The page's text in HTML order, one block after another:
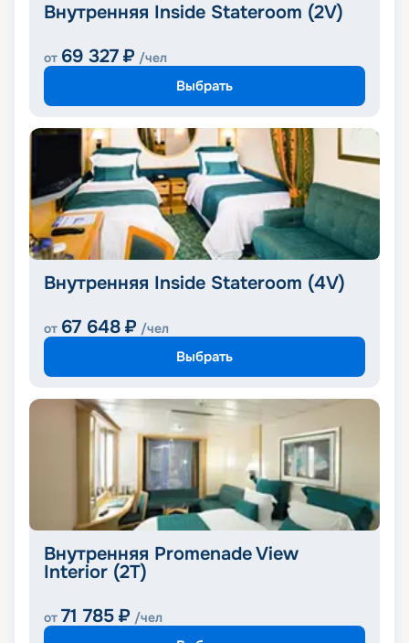
Внутренняя Inside Stateroom (2V)
от 69 327 ₽ /чел
Выбрать
Внутренняя Inside Stateroom (4V)
от 67 648 ₽ /чел
Выбрать
Внутренняя Promenade View
Interior (2T)
от 71 785 ₽ /чел